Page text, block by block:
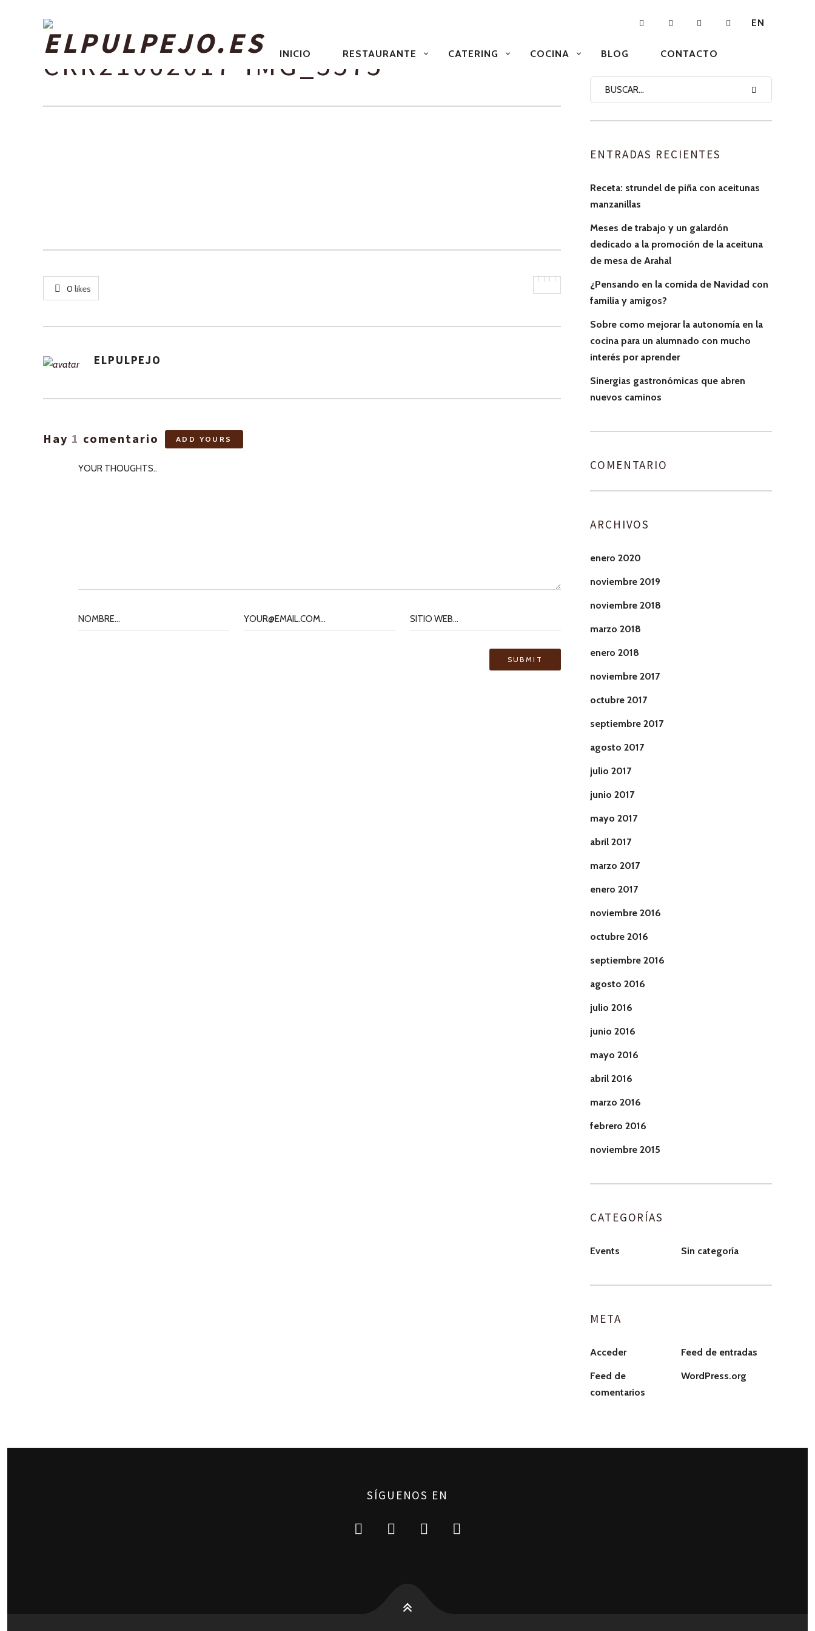
PRIMARIA
EN
INICIO RESTAURANTE CATERING COCINA BLOG CONTACTO
CRR21062017-IMG_5575
0 likes
ASIGNA
ELPULPEJO
Hay 1 comentario ADD YOURS
ENTRADAS RECIENTES
Receta: strundel de piña con aceitunas
manzanillas
Meses de trabajo y un galardón
dedicado a la promoción de la aceituna
de mesa de Arahal
¿Pensando en la comida de Navidad con
familia y amigos?
Sobre como mejorar la autonomía en la
cocina para un alumnado con mucho
interés por aprender
Sinergias gastronómicas que abren
nuevos caminos
COMENTARIO
ARCHIVOS
enero 2020
noviembre 2019
noviembre 2018
marzo 2018
enero 2018
noviembre 2017
octubre 2017
septiembre 2017
agosto 2017
julio 2017
junio 2017
mayo 2017
abril 2017
marzo 2017
enero 2017
noviembre 2016
octubre 2016
septiembre 2016
agosto 2016
julio 2016
junio 2016
mayo 2016
abril 2016
marzo 2016
febrero 2016
noviembre 2015
CATEGORÍAS
Events Sin categoría
META
Acceder Feed de entradas
Feed de
comentarios
WordPress.org
SÍGUENOS EN